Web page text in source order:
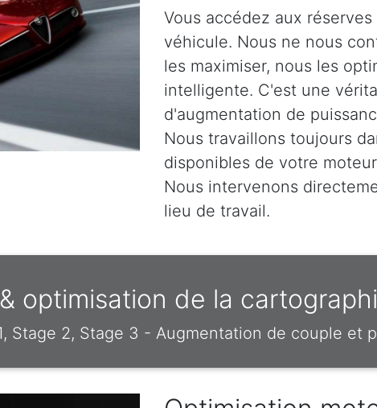
Vous accédez aux
véhicule. Nous ne nous
les maximiser, nous les
intelligente. C'est une
d'augmentation de
Nous travaillons toujours
disponibles de votre
Nous intervenons
lieu de travail.
optimisation de la
Stage 2, Stage 3 - Augmentation de couple et